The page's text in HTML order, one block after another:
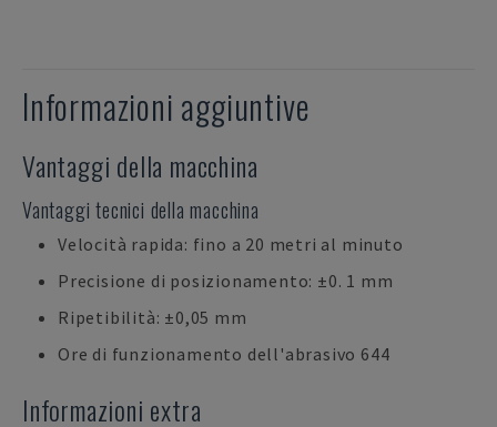
Informazioni aggiuntive
Vantaggi della macchina
Vantaggi tecnici della macchina
Velocità rapida: fino a 20 metri al minuto
Precisione di posizionamento: ±0. 1 mm
Ripetibilità: ±0,05 mm
Ore di funzionamento dell'abrasivo 644
Informazioni extra